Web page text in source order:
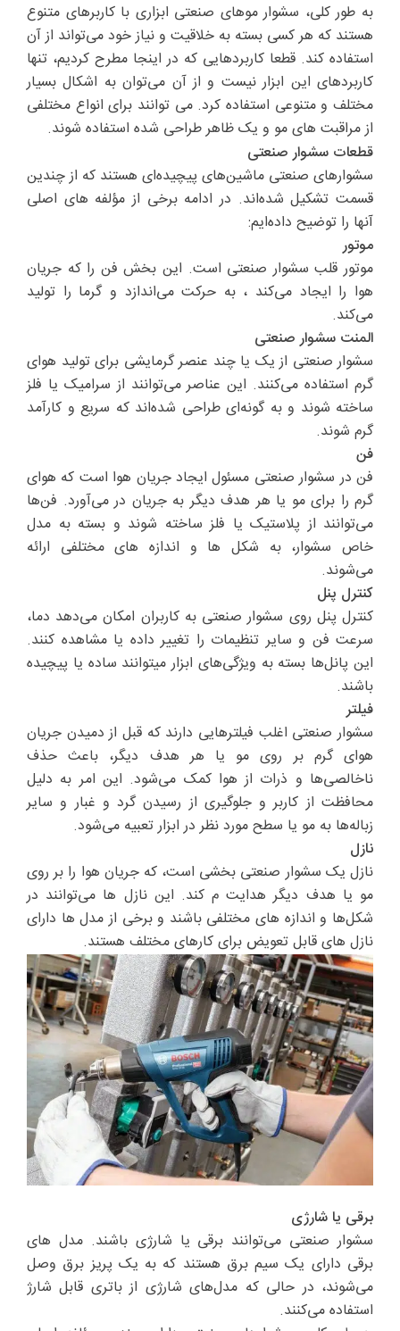
به طور کلی، سشوار موهای صنعتی ابزاری با کاربرهای متنوع
هستند که هر کسی بسته به خلاقیت و نیاز خود می‌تواند از آن
استفاده کند. قطعا کاربردهایی که در اینجا مطرح کردیم، تنها
کاربردهای این ابزار نیست و از آن می‌توان به اشکال بسیار
مختلف و متنوعی استفاده کرد. می توانند برای انواع مختلفی
از مراقبت های مو و یک ظاهر طراحی شده استفاده شوند.
قطعات سشوار صنعتی
سشوارهای صنعتی ماشین‌های پیچیده‌ای هستند که از چندین
قسمت تشکیل شده‌اند. در ادامه برخی از مؤلفه های اصلی
آنها را توضیح داده‌ایم:
موتور
موتور قلب سشوار صنعتی است. این بخش فن را که جریان
هوا را ایجاد می‌کند ، به حرکت می‌اندازد و گرما را تولید
می‌کند.
المنت سشوار صنعتی
سشوار صنعتی از یک یا چند عنصر گرمایشی برای تولید هوای
گرم استفاده می‌کنند. این عناصر می‌توانند از سرامیک یا فلز
ساخته شوند و به گونه‌ای طراحی شده‌اند که سریع و کارآمد
گرم شوند.
فن
فن در سشوار صنعتی مسئول ایجاد جریان هوا است که هوای
گرم را برای مو یا هر هدف دیگر به جریان در می‌آورد. فن‌ها
می‌توانند از پلاستیک یا فلز ساخته شوند و بسته به مدل
خاص سشوار، به شکل ها و اندازه های مختلفی ارائه
می‌شوند.
کنترل پنل
کنترل پنل روی سشوار صنعتی به کاربران امکان می‌دهد دما،
سرعت فن و سایر تنظیمات را تغییر داده یا مشاهده کنند.
این پانل‌ها بسته به ویژگی‌های ابزار میتوانند ساده یا پیچیده
باشند.
فیلتر
سشوار صنعتی اغلب فیلترهایی دارند که قبل از دمیدن جریان
هوای گرم بر روی مو یا هر هدف دیگر، باعث حذف
ناخالصی‌ها و ذرات از هوا کمک می‌شود. این امر به دلیل
محافظت از کاربر و جلوگیری از رسیدن گرد و غبار و سایر
زباله‌ها به مو یا سطح مورد نظر در ابزار تعبیه می‌شود.
نازل
نازل یک سشوار صنعتی بخشی است، که جریان هوا را بر روی
مو یا هدف دیگر هدایت م‌ کند. این نازل ها می‌توانند در
شکل‌ها و اندازه های مختلفی باشند و برخی از مدل ها دارای
نازل های قابل تعویض برای کارهای مختلف هستند.
برقی یا شارژی
سشوار صنعتی می‌توانند برقی یا شارژی باشند. مدل های
برقی دارای یک سیم برق هستند که به یک پریز برق وصل
می‌شوند، در حالی که مدل‌های شارژی از باتری قابل شارژ
استفاده می‌کنند.